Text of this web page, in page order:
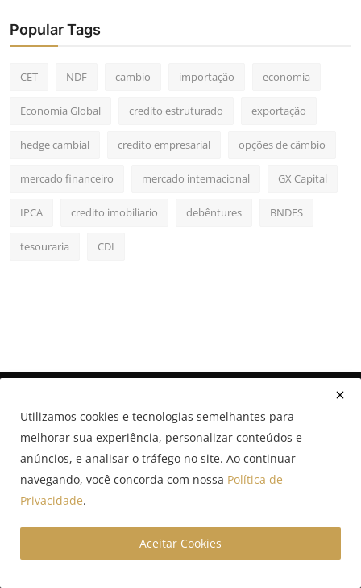
Popular Tags
CET NDF cambio importação economia
Economia Global credito estruturado exportação
hedge cambial credito empresarial opções de câmbio
mercado financeiro mercado internacional GX Capital
IPCA credito imobiliario debêntures BNDES
tesouraria CDI
A GX Capital é uma boutique financeira digital especializada
em câmbio estruturado, crédito empresarial e soluções com
volume. Acesse nosso portal e conecte-se ao futuro das
finanças corporativas com conteúdos estratégicos,
Utilizamos cookies e tecnologias semelhantes para
melhorar sua experiência, personalizar conteúdos e
anúncios, e analisar o tráfego no site. Ao continuar
navegando, você concorda com nossa Política de
Privacidade.
Aceitar Cookies